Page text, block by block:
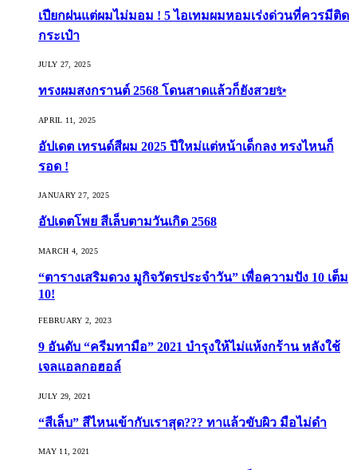
เปียกฝนแต่ผมไม่มอม ! 5 ไอเทมผมหอมเร่งด่วนที่ควรมีติด
กระเป๋า
JULY 27, 2025
ทรงผมสงกรานต์ 2568 โดนสาดแล้วก็ยังสวย✨
APRIL 11, 2025
อัปเดต เทรนด์สีผม 2025 ปีใหม่แต่หน้าเด็กลง ทรงไหนก็
รอด !
JANUARY 27, 2025
อัปเดตโพย สีเล็บตามวันเกิด 2568
MARCH 4, 2025
“ตารางเสริมดวง มูกิจวัตรประจำวัน” เพื่อความปัง 10 เต็ม
10!
FEBRUARY 2, 2023
9 อันดับ “ครีมทามือ” 2021 บำรุงให้ไม่แห้งกร้าน หลังใช้
เจลแอลกอฮอล์
JULY 29, 2021
“สีเล็บ” สีไหนเข้ากับเราสุด??? ทาแล้วขับผิว มือไม่ดำ
MAY 11, 2021